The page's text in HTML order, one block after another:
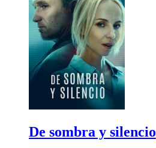
De sombra y silencio